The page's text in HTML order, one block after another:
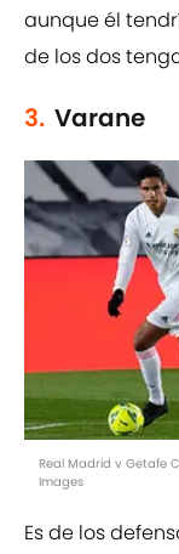
aunque él
de los dos
3. Varane
Real Madrid v Getafe
Images
Es de los